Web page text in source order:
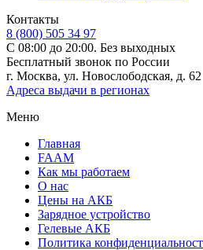
Контакты
8 (800) 505 34 97
С 08:00 до 20:00. Без выходных
Бесплатный звонок по России
г. Москва, ул. Новослободская, д. 62
Адреса выдачи в регионах
Меню
Главная
FAAM
Как мы работаем
О нас
Цены на АКБ
Зарядное устройство
Гелевые АКБ
Политика